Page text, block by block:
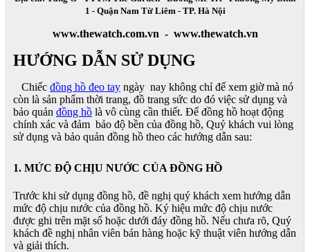
1 - Quận Nam Từ Liêm - TP. Hà Nội
www.thewatch.com.vn - www.thewatch.vn
HƯỚNG DẪN SỬ DỤNG
Chiếc đồng hồ đeo tay ngày nay không chỉ để xem giờ mà nó
còn là sản phẩm thời trang, đồ trang sức do đó việc sử dụng và
bảo quản đồng hồ là vô cùng cần thiết. Để đồng hồ hoạt động
chính xác và đảm bảo độ bền của đồng hồ, Quý khách vui lòng
sử dụng và bảo quản đồng hồ theo các hướng dẫn sau:
1. MỨC ĐỘ CHỊU NƯỚC CỦA ĐỒNG HỒ
Trước khi sử dụng đồng hồ, đề nghị quý khách xem hướng dẫn
mức độ chịu nước của đồng hồ. Ký hiệu mức độ chịu nước
được ghi trên mặt số hoặc dưới đáy đồng hồ. Nếu chưa rõ, Quý
khách đề nghị nhân viên bán hàng hoặc kỹ thuật viên hướng dẫn
và giải thích.